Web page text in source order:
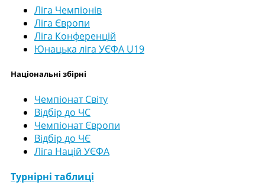
Ліга Чемпіонів
Ліга Європи
Ліга Конференцій
Юнацька ліга УЄФА U19
Національні збірні
Чемпіонат Світу
Відбір до ЧС
Чемпіонат Європи
Відбір до ЧЄ
Ліга Націй УЄФА
Турнірні таблиці